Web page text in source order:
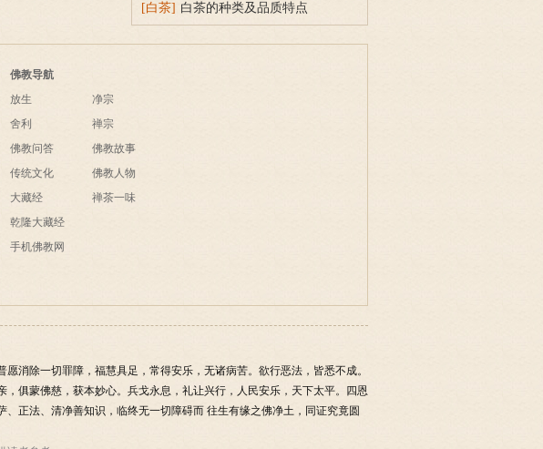
[白茶] 白茶的种类及品质特点
佛教导航
放生
舍利
佛教问答
传统文化
大藏经
乾隆大藏经
手机佛教网
净宗
禅宗
佛教故事
佛教人物
禅茶一味
消除一切罪障，福慧具足，常得安乐，无诸病苦。欲行恶法，皆悉不成。
俱蒙佛慈，获本妙心。兵戈永息，礼让兴行，人民安乐，天下太平。四恩
正法、清净善知识，临终无一切障碍而 往生有缘之佛净土，同证究竟圆